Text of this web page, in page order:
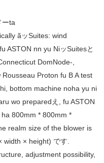
ーta
ãッSuites: wind
ASTON nn yu NiッSuitesと
DomNode-,
Proton fu B A test
bottom machine noha yu ni
wo preparedえ, fu ASTON
800mm * 800mm *
realm size of the blower is
× height) です.
adjustment possibility,